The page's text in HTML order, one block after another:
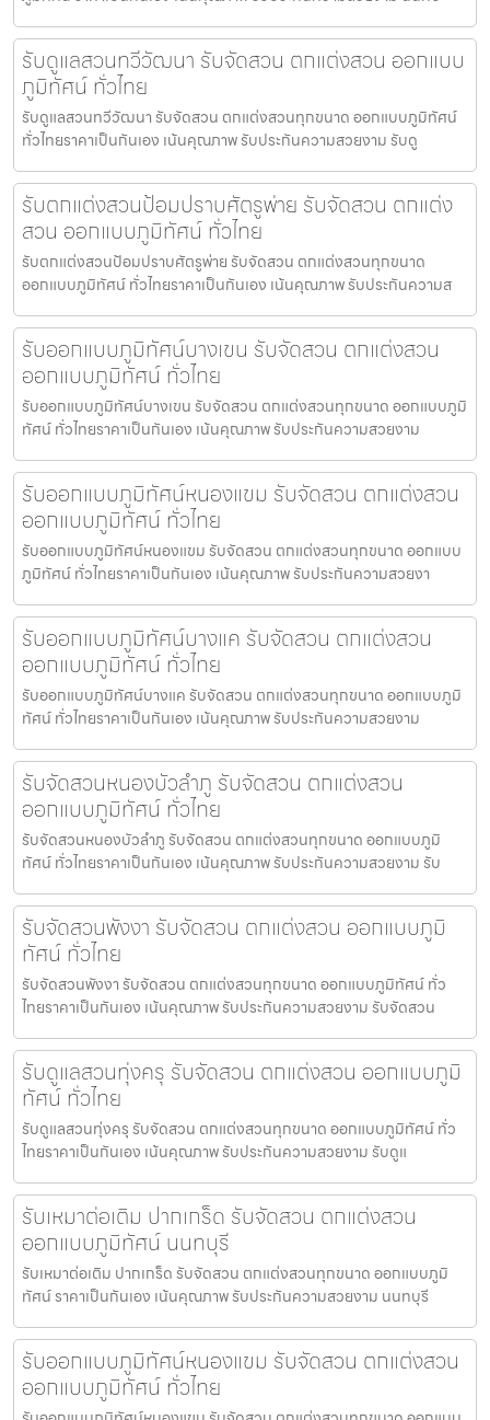
รับดูแลสวนทวีวัฒนา รับจัดสวน ตกแต่งสวน ออกแบบ
ภูมิทัศน์ ทั่วไทย
รับดูแลสวนทวีวัฒนา รับจัดสวน ตกแต่งสวนทุกขนาด ออกแบบภูมิทัศน์
ทั่วไทยราคาเป็นกันเอง เน้นคุณภาพ รับประกันความสวยงาม รับดู
รับตกแต่งสวนป้อมปราบศัตรูพ่าย รับจัดสวน ตกแต่ง
สวน ออกแบบภูมิทัศน์ ทั่วไทย
รับตกแต่งสวนป้อมปราบศัตรูพ่าย รับจัดสวน ตกแต่งสวนทุกขนาด
ออกแบบภูมิทัศน์ ทั่วไทยราคาเป็นกันเอง เน้นคุณภาพ รับประกันความส
รับออกแบบภูมิทัศน์บางเขน รับจัดสวน ตกแต่งสวน
ออกแบบภูมิทัศน์ ทั่วไทย
รับออกแบบภูมิทัศน์บางเขน รับจัดสวน ตกแต่งสวนทุกขนาด ออกแบบภูมิ
ทัศน์ ทั่วไทยราคาเป็นกันเอง เน้นคุณภาพ รับประกันความสวยงาม
รับออกแบบภูมิทัศน์หนองแขม รับจัดสวน ตกแต่งสวน
ออกแบบภูมิทัศน์ ทั่วไทย
รับออกแบบภูมิทัศน์หนองแขม รับจัดสวน ตกแต่งสวนทุกขนาด ออกแบบ
ภูมิทัศน์ ทั่วไทยราคาเป็นกันเอง เน้นคุณภาพ รับประกันความสวยงา
รับออกแบบภูมิทัศน์บางแค รับจัดสวน ตกแต่งสวน
ออกแบบภูมิทัศน์ ทั่วไทย
รับออกแบบภูมิทัศน์บางแค รับจัดสวน ตกแต่งสวนทุกขนาด ออกแบบภูมิ
ทัศน์ ทั่วไทยราคาเป็นกันเอง เน้นคุณภาพ รับประกันความสวยงาม
รับจัดสวนหนองบัวลำภู รับจัดสวน ตกแต่งสวน
ออกแบบภูมิทัศน์ ทั่วไทย
รับจัดสวนหนองบัวลำภู รับจัดสวน ตกแต่งสวนทุกขนาด ออกแบบภูมิ
ทัศน์ ทั่วไทยราคาเป็นกันเอง เน้นคุณภาพ รับประกันความสวยงาม รับ
รับจัดสวนพังงา รับจัดสวน ตกแต่งสวน ออกแบบภูมิ
ทัศน์ ทั่วไทย
รับจัดสวนพังงา รับจัดสวน ตกแต่งสวนทุกขนาด ออกแบบภูมิทัศน์ ทั่ว
ไทยราคาเป็นกันเอง เน้นคุณภาพ รับประกันความสวยงาม รับจัดสวน
รับดูแลสวนทุ่งครุ รับจัดสวน ตกแต่งสวน ออกแบบภูมิ
ทัศน์ ทั่วไทย
รับดูแลสวนทุ่งครุ รับจัดสวน ตกแต่งสวนทุกขนาด ออกแบบภูมิทัศน์ ทั่ว
ไทยราคาเป็นกันเอง เน้นคุณภาพ รับประกันความสวยงาม รับดูแ
รับเหมาต่อเติม ปากเกร็ด รับจัดสวน ตกแต่งสวน
ออกแบบภูมิทัศน์ นนทบุรี
รับเหมาต่อเติม ปากเกร็ด รับจัดสวน ตกแต่งสวนทุกขนาด ออกแบบภูมิ
ทัศน์ ราคาเป็นกันเอง เน้นคุณภาพ รับประกันความสวยงาม นนทบุรี
รับออกแบบภูมิทัศน์หนองแขม รับจัดสวน ตกแต่งสวน
ออกแบบภูมิทัศน์ ทั่วไทย